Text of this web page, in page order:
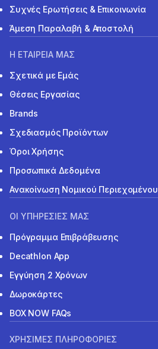
Συχνές Ερωτήσεις & Επικοινωνία
Άμεση Παραλαβή & Αποστολή
Η ΕΤΑΙΡΕΙΑ ΜΑΣ
Σχετικά με Εμάς
Θέσεις Εργασίας
Brands
Σχεδιασμός Προϊόντων
Όροι Χρήσης
Προσωπικά Δεδομένα
Ανακοίνωση Νομικού Περιεχομένου
ΟΙ ΥΠΗΡΕΣΙΕΣ ΜΑΣ
Πρόγραμμα Επιβράβευσης
Decathlon App
Εγγύηση 2 Χρόνων
Δωροκάρτες
BOX NOW FAQs
ΧΡΗΣΙΜΕΣ ΠΛΗΡΟΦΟΡΙΕΣ